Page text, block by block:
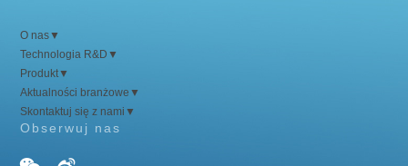
O nas▼
Technologia R&D ▼
Produkt▼
Aktualności branżowe ▼
Skontaktuj się z nami ▼
Obserwuj nas